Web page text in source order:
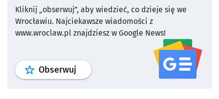
Kliknij „obserwuj”, aby wiedzieć, co dzieje się we
Wrocławiu. Najciekawsze wiadomości z
www.wroclaw.pl znajdziesz w Google News!
Obserwuj profil serwisu